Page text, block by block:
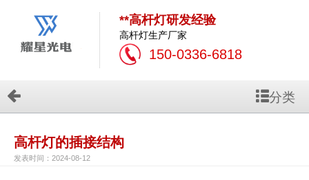
**高杆灯研发经验
高杆灯生产厂家
150-0336-6818
分类
高杆灯的插接结构
发表时间：2024-08-12